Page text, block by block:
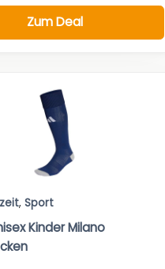
Zum Deal
, Sport
Kinder Milano